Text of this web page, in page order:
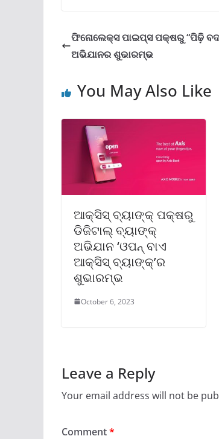
ଫିନୋଲେକ୍ସ ପାଇପ୍‌ସ ପକ୍ଷରୁ “ପିଢ଼ି
ଅଭିଯାନର ଶୁଭାରମ୍ଭ
You May Also Like
ଆକ୍ସିସ୍ ବ୍ୟାଙ୍କ୍ ପକ୍ଷରୁ
ଡିଜିଟାଲ୍ ବ୍ୟାଙ୍କ୍
ଅଭିଯାନ ‘ଓପନ୍ ବାଏ
ଆକ୍ସିସ୍ ବ୍ୟାଙ୍କ୍‌’ର
ଶୁଭାରମ୍ଭ
October 6, 2023
Leave a Reply
Your email address will not be
Comment*